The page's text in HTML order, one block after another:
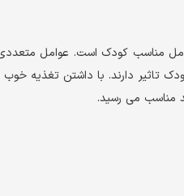
مناسب کودک است. عوامل متعددی
تاثیر دارند. با داشتن تغذیه
مناسب می رسید.